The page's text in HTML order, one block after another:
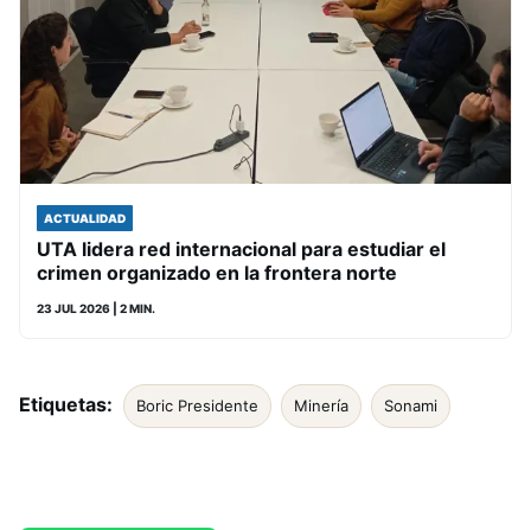
ACTUALIDAD
UTA lidera red internacional para estudiar el
crimen organizado en la frontera norte
23 JUL 2026 | 2 MIN.
Etiquetas: Boric Presidente Minería Sonami